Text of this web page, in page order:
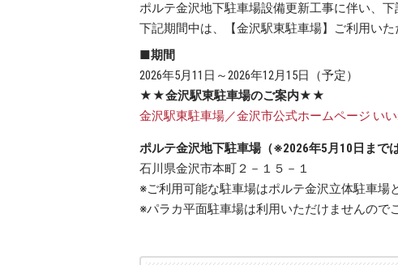
ポルテ金沢地下駐車場設備更新工事に伴い、
下記期間中は、
【金沢駅東駐車場】
ご利用いた
■期間
2026年5月11日～2026年12月15日（予定）
★★金沢駅東駐車場のご案内★★
金沢駅東駐車場／金沢市公式ホームページ い
ポルテ金沢地下駐車場（※2026年5月10日まで
石川県金沢市本町２－１５－１
※ご利用可能な駐車場はポルテ金沢立体駐車場
※パラカ平面駐車場は利用いただけませんので